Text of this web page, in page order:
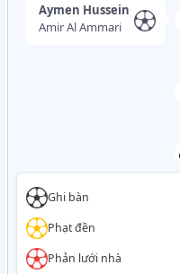
Aymen Hussein
Amir Al Ammari
Ghi bàn
Phạt đền
Phản lưới nhà